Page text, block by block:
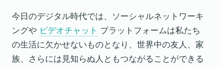
今日のデジタル時代では、ソーシャルネットワーキ
ングや ビデオチャット プラットフォームは私たち
の生活に欠かせないものとなり、世界中の友人、家
族、さらには見知らぬ人ともつながることができる